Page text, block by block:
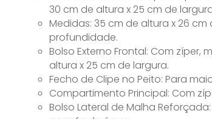
30 cm de altura x 25 cm de
Medidas: 35 cm de altura x 26 cm
profundidade.
Bolso Externo Frontal: Com zíper,
altura x 25 cm de largura.
Fecho de Clipe no Peito: Para
Compartimento Principal: Com
Bolso Lateral de Malha